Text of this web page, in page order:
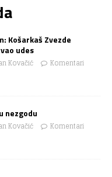
Košarkaš Zvezde
udes
Kovačić
Komentari
nezgodu
Kovačić
Komentari